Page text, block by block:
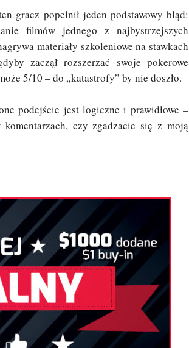
gracz popełnił jeden podstawowy błąd:
filmów jednego z najbystrzejszych
materiały szkoleniowe na stawkach
zaczął rozszerzać swoje pokerowe
5/10 – do „katastrofy” by nie doszło.
podejście jest logiczne i prawidłowe –
czy zgadzacie się z moją